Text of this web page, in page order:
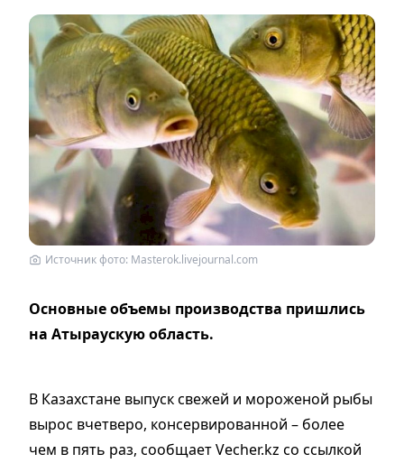
Источник фото: Masterok.livejournal.com
Основные объемы производства пришлись
на Атыраускую область.
В Казахстане выпуск свежей и мороженой рыбы
вырос вчетверо, консервированной – более
чем в пять раз, сообщает Vecher.kz со ссылкой